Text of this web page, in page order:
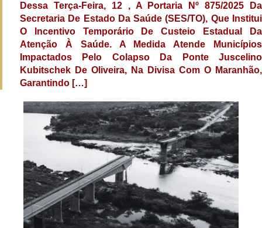
Dessa Terça-Feira, 12 , A Portaria Nº 875/2025 Da
Secretaria De Estado Da Saúde (SES/TO), Que Institui
O Incentivo Temporário De Custeio Estadual Da
Atenção À Saúde. A Medida Atende Municípios
Impactados Pelo Colapso Da Ponte Juscelino
Kubitschek De Oliveira, Na Divisa Com O Maranhão,
Garantindo […]